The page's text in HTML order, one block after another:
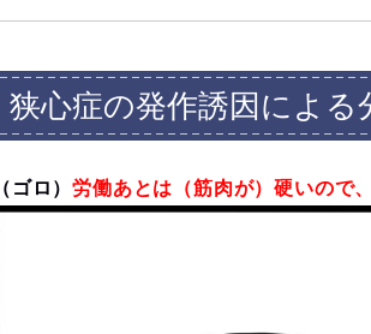
狭心症の発作誘因による
（ゴロ）労働あとは（筋肉が）硬いので